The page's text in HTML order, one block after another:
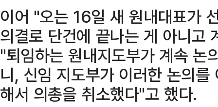
이어 "오는 16일 새 원내대표가
의결로 단건에 끝나는 게 아니고
"퇴임하는 원내지도부가 계속 논
니, 신임 지도부가 이러한 논의
해서 의총을 취소했다"고 했다.